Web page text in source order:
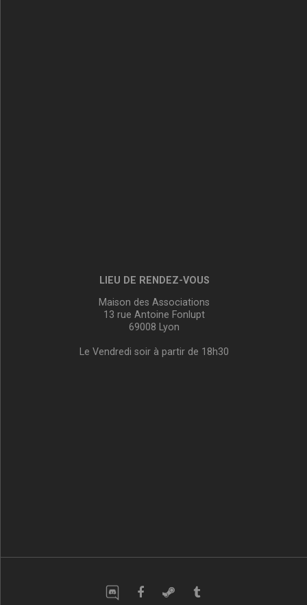
LIEU DE RENDEZ-VOUS
Maison des Associations
13 rue Antoine Fonlupt
69008 Lyon
Le Vendredi soir à partir de 18h30